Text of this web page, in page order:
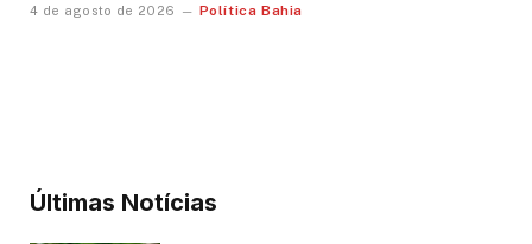
4 de agosto de 2026 Política Bahia
Últimas Notícias